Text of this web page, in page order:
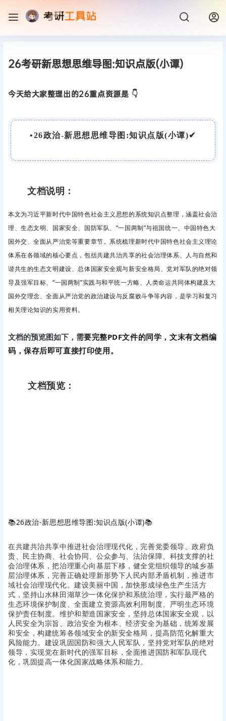
26考研新思想思维导图:知识点版(小谭)
今天给大家整理出的26重点资源是 👇
•26政治-新思想思维导图:知识点版(小谭)✔
文档说明：
本文为习近平新时代中国特色社会主义思想的系统知识点整理，涵盖社会治
理、生态文明、国家安全、国防军队、“一国两制”与祖国统一、中国特色大
国外交、全面从严治党等重要章节。系统梳理新时代中国特色社会主义理论
体系在各领域的核心要点，包括共建共治共享的社会治理体系、人与自然和
谐共生的生态文明建设、总体国家安全观与新安全格局、党对军队的绝对领
导及强军目标、“一国两制”实践与和平统一方略、人类命运共同体构建及大
国外交理念、全面从严治党的政治建设与反腐败斗争等内容，是学习和复习
相关理论知识的实用资料。
文档的预览图如下，需要完整PDF文件的同学，文末有文档编
码，保存后即可直接打印使用。
文档预览：
📚26政治-新思想思维导图:知识点版(小谭)📚
在共建共治共享中推进社会治理现代化，完善党委领导、政府负
责、民主协商、社会协同、公众参与、法治保障、科技支撑的社
会治理体系，把治理重心向基层下移，健全党组织领导的城乡基
层治理体系，完善正确处理新形势下人民内部矛盾机制，推进市
域社会治理现代化。建设美丽中国，加快形成绿色生产生活方
式，坚持山水林田湖草沙一体化保护和系统治理，实行最严格的
生态环境保护制度、全面建立资源高效利用制度、严明生态环境
保护责任制度。维护和塑造国家安全，坚持总体国家安全观，以
人民安全为宗旨、政治安全为根本、经济安全为基础，统筹发展
和安全，构建统筹各领域安全的新安全格局，提高防范化解重大
风险能力。建设巩固国防和强大人民军队，坚持党对军队的绝对
领导，实现党在新时代的强军目标，全面推进国防和军队现代
化，巩固提高一体化国家战略体系和能力。